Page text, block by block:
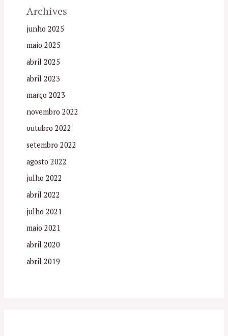
Archives
junho 2025
maio 2025
abril 2025
abril 2023
março 2023
novembro 2022
outubro 2022
setembro 2022
agosto 2022
julho 2022
abril 2022
julho 2021
maio 2021
abril 2020
abril 2019